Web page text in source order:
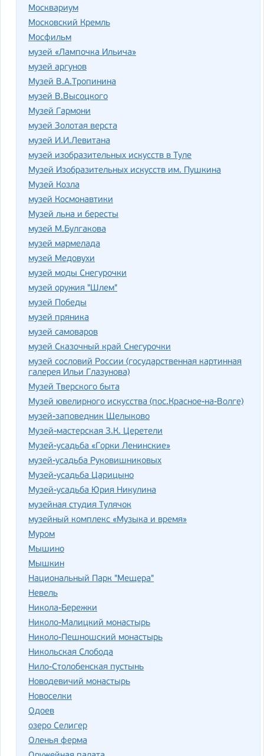
Москвариум
Московский Кремль
Мосфильм
музей «Лампочка Ильича»
музей аргунов
Музей В.А.Тропинина
музей В.Высоцкого
Музей Гармони
музей Золотая верста
музей И.И.Левитана
музей изобразительных искусств в Туле
Музей Изобразительных искусств им. Пушкина
Музей Козла
музей Космонавтики
Музей льна и бересты
музей М.Булгакова
музей мармелада
музей Медовухи
музей моды Снегурочки
музей оружия "Шлем"
музей Победы
музей пряника
музей самоваров
музей Сказочный край Снегурочки
музей сословий России (государственная картинная
галерея Ильи Глазунова)
Музей Тверского быта
Музей ювелирного искусства (пос.Красное-на-Волге)
музей-заповедник Щелыково
Музей-мастерская З.К. Церетели
Музей-усадьба «Горки Ленинские»
музей-усадьба Руковишниковых
Музей-усадьба Царицыно
Музей-усадьба Юрия Никулина
музейная студия Тулячок
музейный комплекс «Музыка и время»
Муром
Мышино
Мышкин
Национальный Парк "Мещера"
Невель
Никола-Бережки
Николо-Малицкий монастырь
Николо-Пешношский монастырь
Никольская Слобода
Нило-Столобенская пустынь
Новодевичий монастырь
Новоселки
Одоев
озеро Селигер
Оленья ферма